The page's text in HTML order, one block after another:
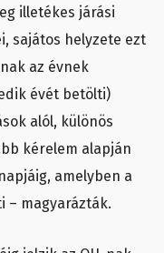
illetékes járási
sajátos helyzete ezt
az évnek
évét betölti)
alól, különös
kérelem alapján
amelyben a
– magyarázták.